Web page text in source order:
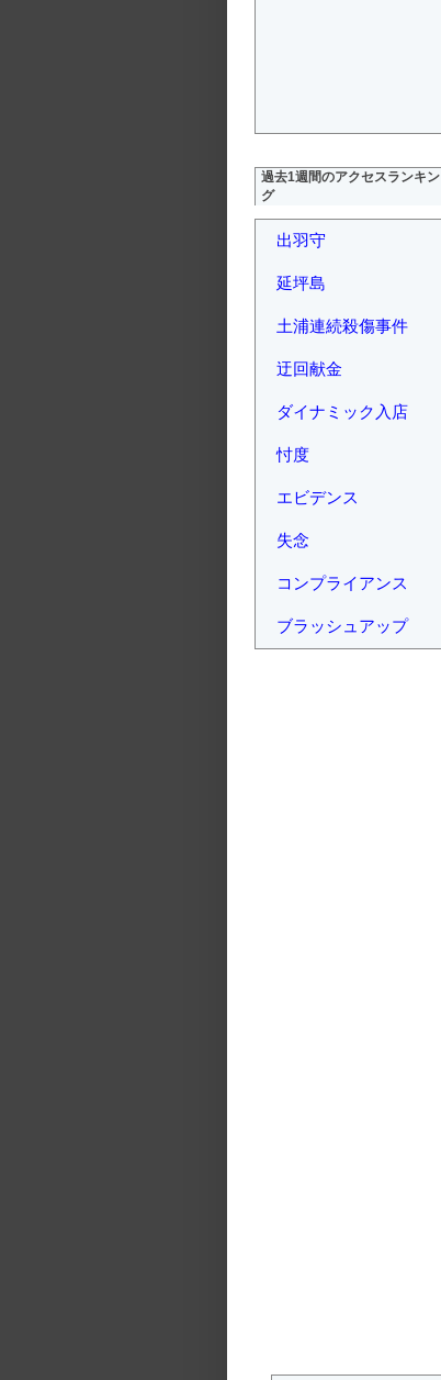
過去1週間のアクセスランキン
グ
出羽守
延坪島
土浦連続殺傷事件
迂回献金
ダイナミック入店
忖度
エビデンス
失念
コンプライアンス
ブラッシュアップ